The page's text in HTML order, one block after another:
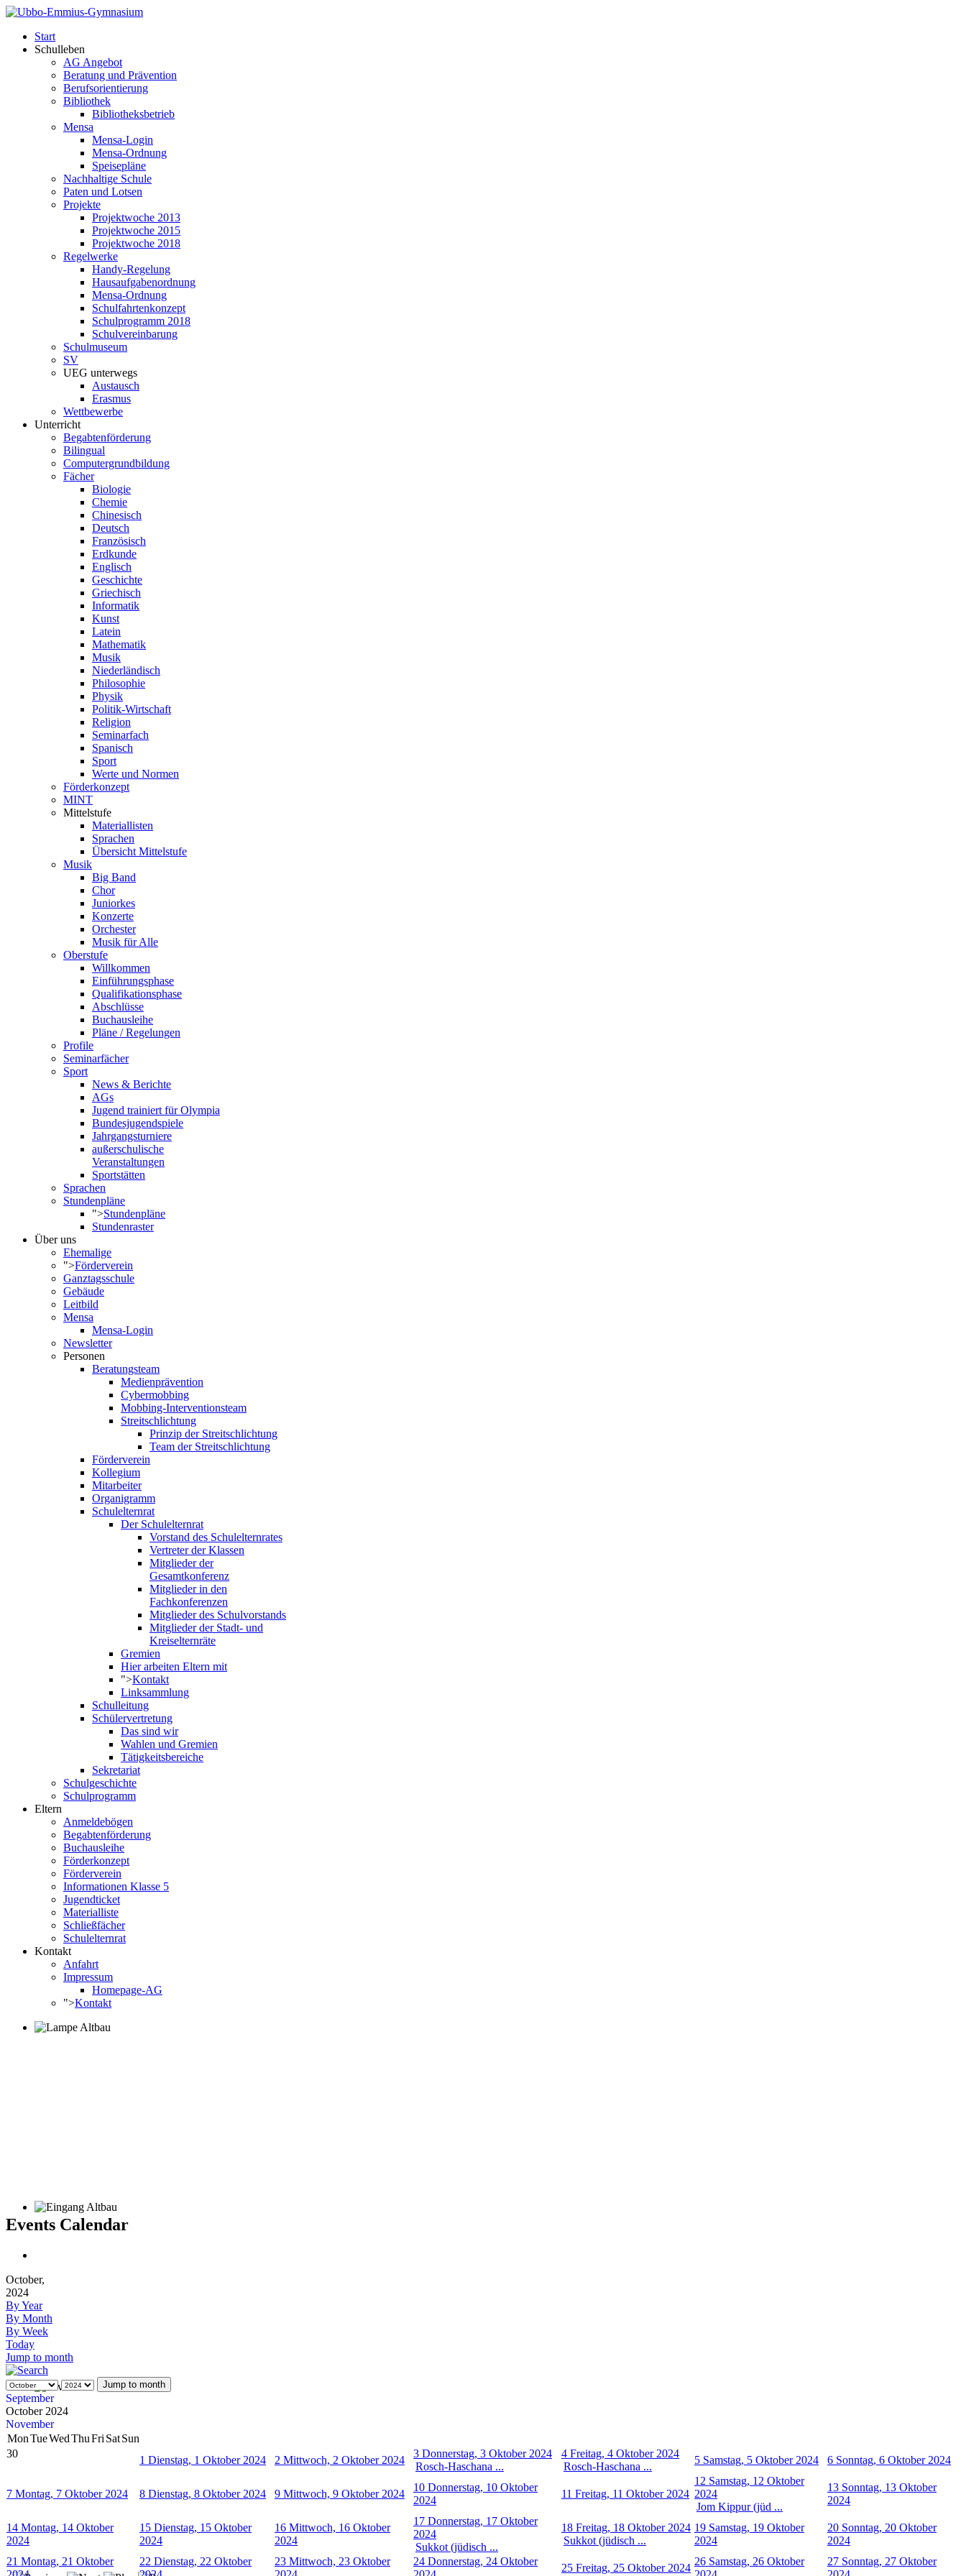
Start
Schulleben
AG Angebot
Beratung und Prävention
Berufsorientierung
Bibliothek
Bibliotheksbetrieb
Mensa
Mensa-Login
Mensa-Ordnung
Speisepläne
Nachhaltige Schule
Paten und Lotsen
Projekte
Projektwoche 2013
Projektwoche 2015
Projektwoche 2018
Regelwerke
Handy-Regelung
Hausaufgabenordnung
Mensa-Ordnung
Schulfahrtenkonzept
Schulprogramm 2018
Schulvereinbarung
Schulmuseum
SV
UEG unterwegs
Austausch
Erasmus
Wettbewerbe
Unterricht
Begabtenförderung
Bilingual
Computergrundbildung
Fächer
Biologie
Chemie
Chinesisch
Deutsch
Französisch
Erdkunde
Englisch
Geschichte
Griechisch
Informatik
Kunst
Latein
Mathematik
Musik
Niederländisch
Philosophie
Physik
Politik-Wirtschaft
Religion
Seminarfach
Spanisch
Sport
Werte und Normen
Förderkonzept
MINT
Mittelstufe
Materiallisten
Sprachen
Übersicht Mittelstufe
Musik
Big Band
Chor
Juniorkes
Konzerte
Orchester
Musik für Alle
Oberstufe
Willkommen
Einführungsphase
Qualifikationsphase
Abschlüsse
Buchausleihe
Pläne / Regelungen
Profile
Seminarfächer
Sport
News & Berichte
AGs
Jugend trainiert für Olympia
Bundesjugendspiele
Jahrgangsturniere
außerschulische
Veranstaltungen
Sportstätten
Sprachen
Stundenpläne
">Stundenpläne
Stundenraster
Über uns
Ehemalige
">Förderverein
Ganztagsschule
Gebäude
Leitbild
Mensa
Mensa-Login
Newsletter
Personen
Beratungsteam
Medienprävention
Cybermobbing
Mobbing-Interventionsteam
Streitschlichtung
Prinzip der Streitschlichtung
Team der Streitschlichtung
Förderverein
Kollegium
Mitarbeiter
Organigramm
Schulelternrat
Der Schulelternrat
Vorstand des Schulelternrates
Vertreter der Klassen
Mitglieder der
Gesamtkonferenz
Mitglieder in den
Fachkonferenzen
Mitglieder des Schulvorstands
Mitglieder der Stadt- und
Kreiselternräte
Gremien
Hier arbeiten Eltern mit
">Kontakt
Linksammlung
Schulleitung
Schülervertretung
Das sind wir
Wahlen und Gremien
Tätigkeitsbereiche
Sekretariat
Schulgeschichte
Schulprogramm
Eltern
Anmeldebögen
Begabtenförderung
Buchausleihe
Förderkonzept
Förderverein
Informationen Klasse 5
Jugendticket
Materialliste
Schließfächer
Schulelternrat
Kontakt
Anfahrt
Impressum
Homepage-AG
">Kontakt
Events Calendar
October,
2024
By Year
By Month
By Week
Today
Jump to month
Jump to month
September
October 2024
November
MonTueWedThuFri SatSun
30
1 Dienstag, 1 Oktober 2024 2 Mittwoch, 2 Oktober 2024
3 Donnerstag, 3 Oktober 2024
Rosch-Haschana ...
4 Freitag, 4 Oktober 2024
Rosch-Haschana ...
5 Samstag, 5 Oktober 2024 6 Sonntag, 6 Oktober 2024
7 Montag, 7 Oktober 2024 8 Dienstag, 8 Oktober 2024 9 Mittwoch, 9 Oktober 2024
10 Donnerstag, 10 Oktober
2024
11 Freitag, 11 Oktober 2024
12 Samstag, 12 Oktober
2024
Jom Kippur (jüd ...
13 Sonntag, 13 Oktober
2024
14 Montag, 14 Oktober
2024
15 Dienstag, 15 Oktober
2024
16 Mittwoch, 16 Oktober
2024
17 Donnerstag, 17 Oktober
2024
Sukkot (jüdisch ...
18 Freitag, 18 Oktober 2024
Sukkot (jüdisch ...
19 Samstag, 19 Oktober
2024
20 Sonntag, 20 Oktober
2024
21 Montag, 21 Oktober
22 Dienstag, 22 Oktober
23 Mittwoch, 23 Oktober
24 Donnerstag, 24 Oktober
25 Freitag, 25 Oktober 2024
26 Samstag, 26 Oktober
27 Sonntag, 27 Oktober